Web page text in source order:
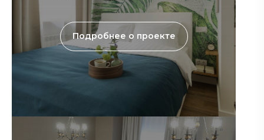
Подробнее о проекте